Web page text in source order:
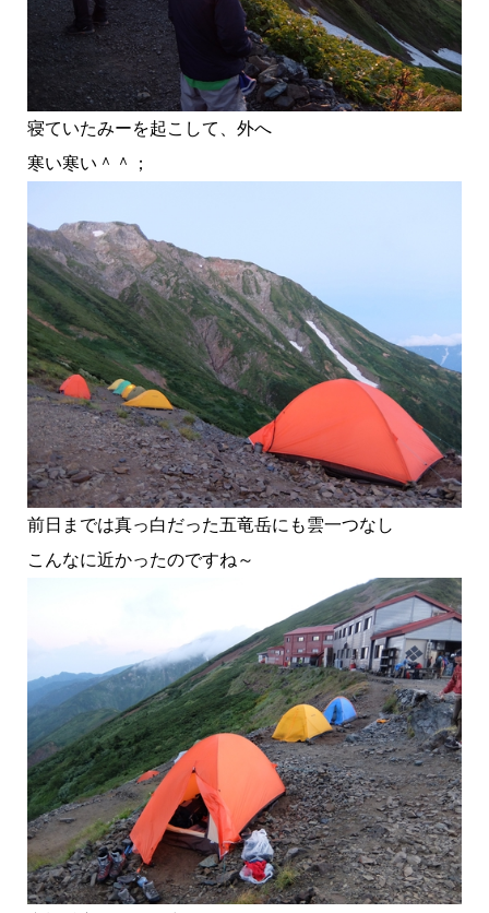
寝ていたみーを起こして、外へ
寒い寒い＾＾；
前日までは真っ白だった五竜岳にも雲一つなし
こんなに近かったのですね～